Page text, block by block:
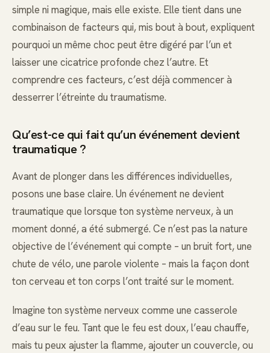
simple ni magique, mais elle existe. Elle tient dans une
combinaison de facteurs qui, mis bout à bout, expliquent
pourquoi un même choc peut être digéré par l’un et
laisser une cicatrice profonde chez l’autre. Et
comprendre ces facteurs, c’est déjà commencer à
desserrer l’étreinte du traumatisme.
Qu’est-ce qui fait qu’un événement devient
traumatique ?
Avant de plonger dans les différences individuelles,
posons une base claire. Un événement ne devient
traumatique que lorsque ton système nerveux, à un
moment donné, a été submergé. Ce n’est pas la nature
objective de l’événement qui compte – un bruit fort, une
chute de vélo, une parole violente – mais la façon dont
ton cerveau et ton corps l’ont traité sur le moment.
Imagine ton système nerveux comme une casserole
d’eau sur le feu. Tant que le feu est doux, l’eau chauffe,
mais tu peux ajuster la flamme, ajouter un couvercle, ou